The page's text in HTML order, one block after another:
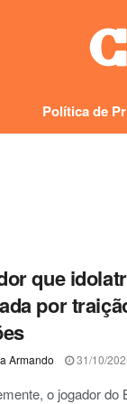
Política de
que
por
Armando 31/10/
o jogador do